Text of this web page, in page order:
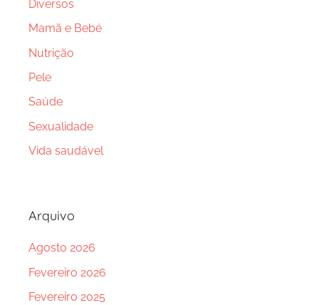
Diversos
Mamã e Bebé
Nutrição
Pele
Saúde
Sexualidade
Vida saudável
Arquivo
Agosto 2026
Fevereiro 2026
Fevereiro 2025